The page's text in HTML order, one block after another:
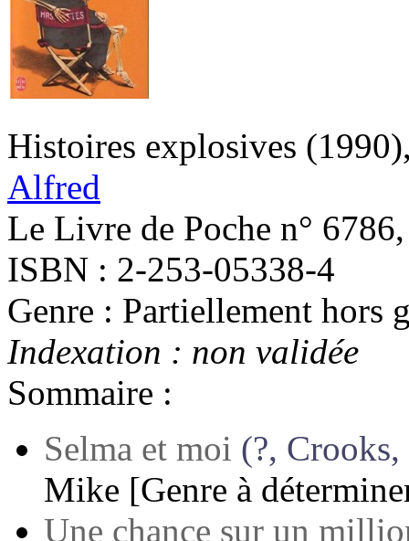
Histoires explosives (1990)
Alfred
Le Livre de Poche n°
ISBN : 2-253-05338-4
Genre : Partiellement hors
Indexation : non validée
Sommaire :
Selma et moi (?,
Mike [Genre à
Une chance sur un